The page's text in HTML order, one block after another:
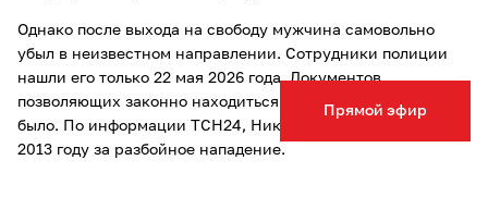
Прямой эфир
Однако после выхода на свободу мужчина самовольно
убыл в неизвестном направлении. Сотрудники полиции
нашли его только 22 мая 2026 года. Документов,
позволяющих законно находиться в России, у него не
было. По информации ТСН24, Николай Н. был осужден в
2013 году за разбойное нападение.